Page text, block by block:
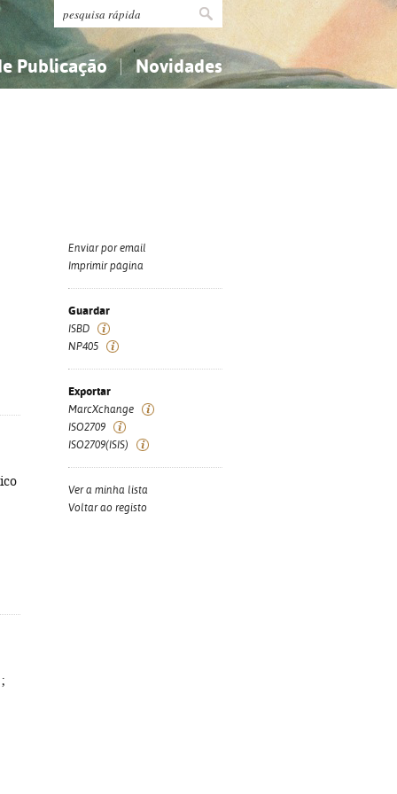
Publicação Novidades
Enviar por email
Imprimir página
Guardar
ISBD
NP405
Exportar
MarcXchange
ISO2709
ISO2709(ISIS)
Ver a minha lista
Voltar ao registo